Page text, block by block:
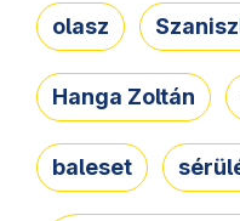
olasz
Hanga Zoltán
baleset